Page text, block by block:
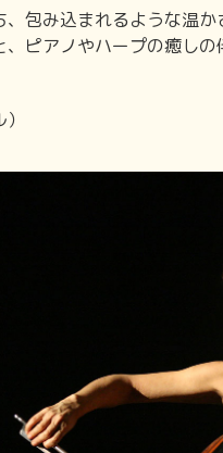
包み込まれるような温
ピアノやハープの癒し